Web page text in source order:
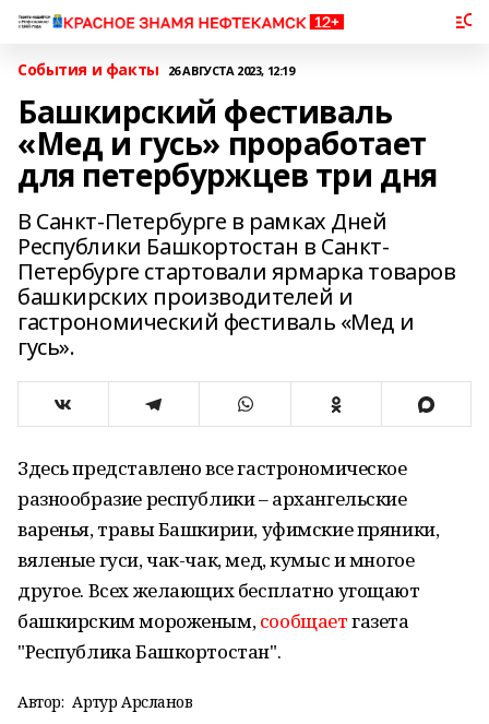
События и факты 26 АВГУСТА 2023, 12:19
Башкирский фестиваль
«Мед и гусь» проработает
для петербуржцев три дня
В Санкт-Петербурге в рамках Дней
Республики Башкортостан в Санкт-
Петербурге стартовали ярмарка товаров
башкирских производителей и
гастрономический фестиваль «Мед и
гусь».
Здесь представлено все гастрономическое
разнообразие республики – архангельские
варенья, травы Башкирии, уфимские пряники,
вяленые гуси, чак-чак, мед, кумыс и многое
другое. Всех желающих бесплатно угощают
башкирским мороженым,сообщаетгазета
"Республика Башкортостан".
Автор: Артур Арсланов